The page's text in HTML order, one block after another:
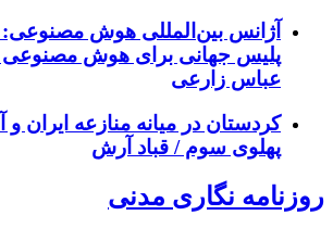
آژانس بین‌المللی هوش مصنوعی:
پلیس جهانی برای هوش مصنوعی
عباس زارعی
کردستان در میانه منازعە ایران و
پهلوی سوم / قباد آرش
روزنامه نگاری مدنی